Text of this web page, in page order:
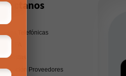
Líneas Telefónicas
Proveedores